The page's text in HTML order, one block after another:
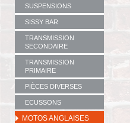
SUSPENSIONS
SISSY BAR
TRANSMISSION
SECONDAIRE
TRANSMISSION
PRIMAIRE
PIÈCES DIVERSES
ECUSSONS
MOTOS ANGLAISES